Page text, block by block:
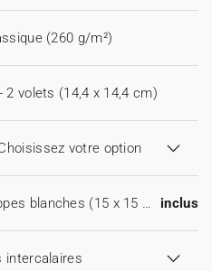
(260 g/m²)
2 volets (14,4 x 14,4 cm)
votre option
Enveloppes blanches (15 x 15 cm) inclus
intercalaires